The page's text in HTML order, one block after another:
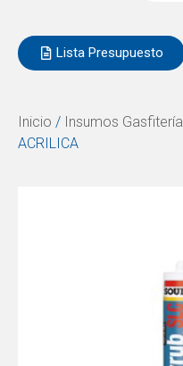
Lista Presupuesto
Inicio / Insumos Gasfitería
ACRILICA